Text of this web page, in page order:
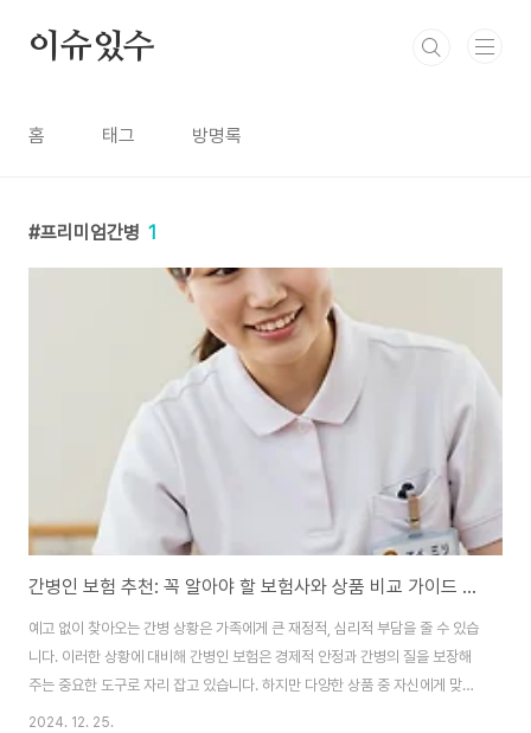
이슈있수
홈 태그 방명록
프리미엄간병 1
간병인 보험 추천: 꼭 알아야 할 보험사와 상품 비교 가이드 🏥💡
예고 없이 찾아오는 간병 상황은 가족에게 큰 재정적, 심리적 부담을 줄 수 있습
니다. 이러한 상황에 대비해 간병인 보험은 경제적 안정과 간병의 질을 보장해
주는 중요한 도구로 자리 잡고 있습니다. 하지만 다양한 상품 중 자신에게 맞는
보험을 고르려면 신중한 비교와 분석이 필요합니다. 이 글에서는 주요 보험사
2024. 12. 25.